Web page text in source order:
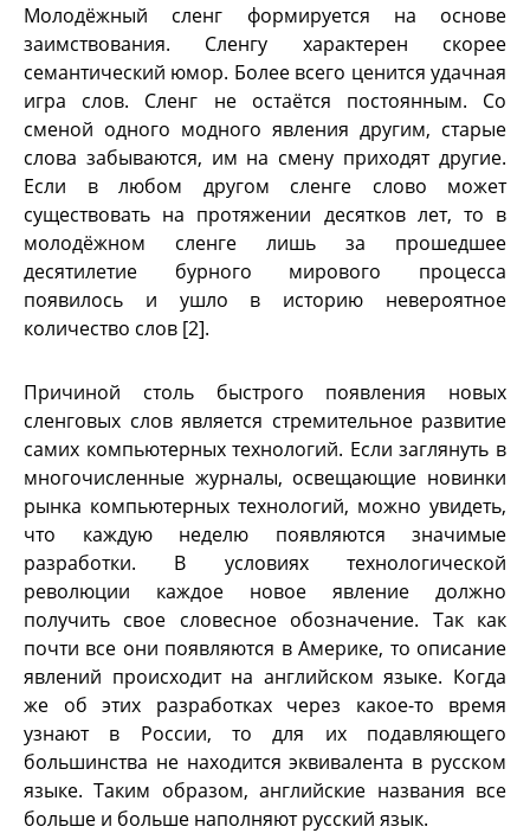
Молодёжный сленг формируется на основе
заимствования. Сленгу характерен скорее
семантический юмор. Более всего ценится удачная
игра слов. Сленг не остаётся постоянным. Со
сменой одного модного явления другим, старые
слова забываются, им на смену приходят другие.
Если в любом другом сленге слово может
существовать на протяжении десятков лет, то в
молодёжном сленге лишь за прошедшее
десятилетие бурного мирового процесса
появилось и ушло в историю невероятное
количество слов [2].
Причиной столь быстрого появления новых
сленговых слов является стремительное развитие
самих компьютерных технологий. Если заглянуть в
многочисленные журналы, освещающие новинки
рынка компьютерных технологий, можно увидеть,
что каждую неделю появляются значимые
разработки. В условиях технологической
революции каждое новое явление должно
получить свое словесное обозначение. Так как
почти все они появляются в Америке, то описание
явлений происходит на английском языке. Когда
же об этих разработках через какое-то время
узнают в России, то для их подавляющего
большинства не находится эквивалента в русском
языке. Таким образом, английские названия все
больше и больше наполняют русский язык.